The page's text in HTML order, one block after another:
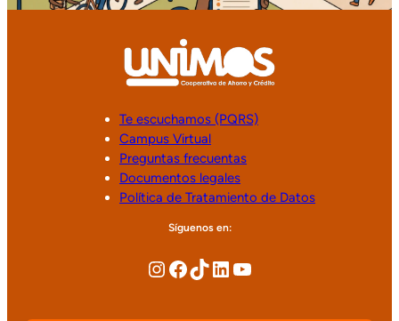
Te escuchamos (PQRS)
Campus Virtual
Preguntas frecuentas
Documentos legales
Política de Tratamiento de Datos
Síguenos en: